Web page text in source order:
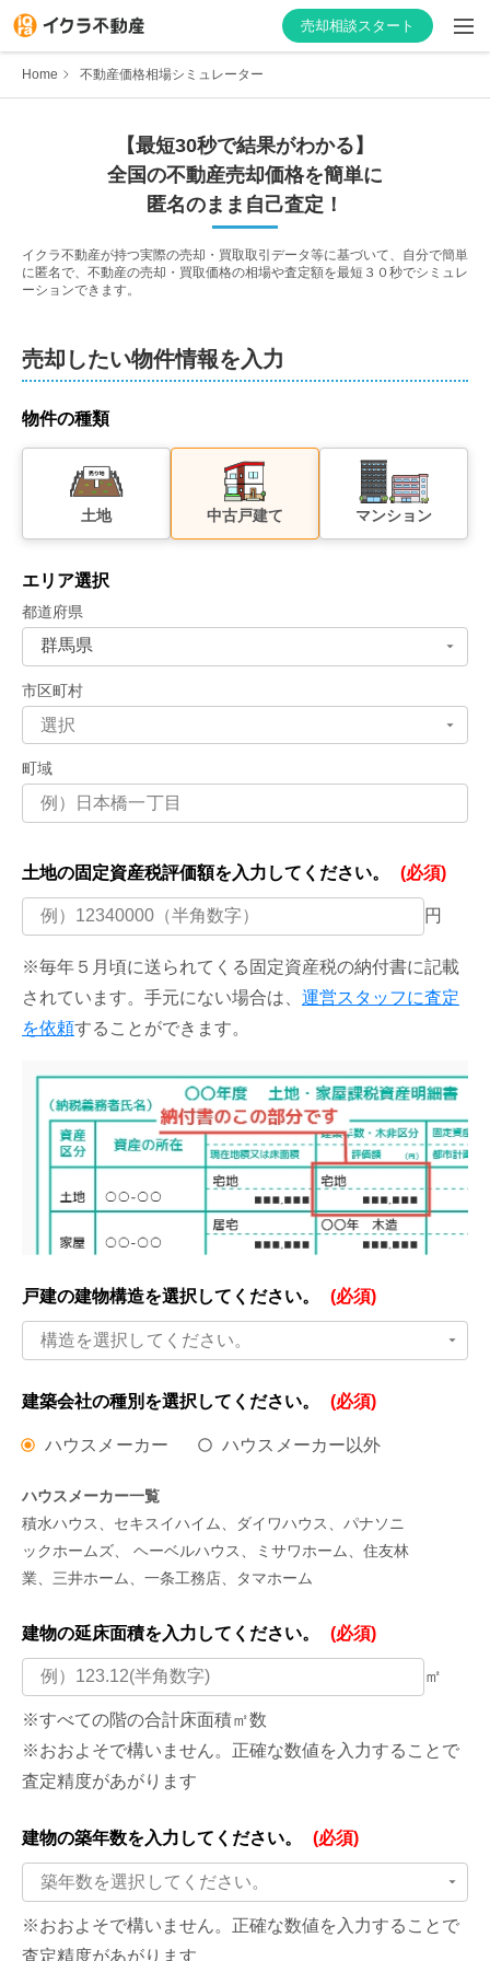
売却相談スタート
はじめての方へ
物件の価格を知る
不動産会社向け情報
Home 不動産価格相場シミュレーター
【最短30秒で結果がわかる】
全国の不動産売却価格を簡単に
匿名のまま自己査定！
イクラ不動産が持つ実際の売却・買取取引データ等に基づいて、自分で簡単
に匿名で、不動産の売却・買取価格の相場や査定額を最短３０秒でシミュレ
ーションできます。
売却したい物件情報を入力
物件の種類
土地 中古戸建て マンション
エリア選択
都道府県
市区町村
町域
土地の固定資産税評価額を入力してください。 (必須)
円
※毎年５月頃に送られてくる固定資産税の納付書に記載
されています。手元にない場合は、 運営スタッフに査定
を依頼することができます。
戸建の建物構造を選択してください。 (必須)
構造を選択してください。
建築会社の種別を選択してください。 (必須)
ハウスメーカー ハウスメーカー以外
ハウスメーカー一覧
積水ハウス、セキスイハイム、ダイワハウス、パナソニ
ックホームズ、 ヘーベルハウス、ミサワホーム、住友林
業、三井ホーム、一条工務店、タマホーム
建物の延床面積を入力してください。 (必須)
㎡
※すべての階の合計床面積㎡数
※おおよそで構いません。正確な数値を入力することで
査定精度があがります
建物の築年数を入力してください。 (必須)
築年数を選択してください。
※おおよそで構いません。正確な数値を入力することで
査定精度があがります